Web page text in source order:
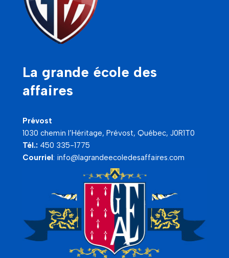
La grande école des
affaires
Prévost
1030 chemin l’Héritage, Prévost, Québec, J0R1T0
Tél.: 450 335-1775
Courriel: info@lagrandeecoledesaffaires.com